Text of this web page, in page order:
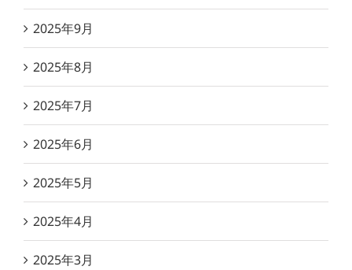
2025年9月
2025年8月
2025年7月
2025年6月
2025年5月
2025年4月
2025年3月